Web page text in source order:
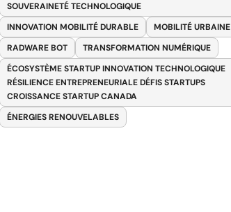
SOUVERAINETÉ TECHNOLOGIQUE
INNOVATION MOBILITÉ DURABLE
MOBILITÉ URBAINE
RADWARE BOT
TRANSFORMATION NUMÉRIQUE
ÉCOSYSTÈME STARTUP INNOVATION TECHNOLOGIQUE
RÉSILIENCE ENTREPRENEURIALE DÉFIS STARTUPS
CROISSANCE STARTUP CANADA
ÉNERGIES RENOUVELABLES